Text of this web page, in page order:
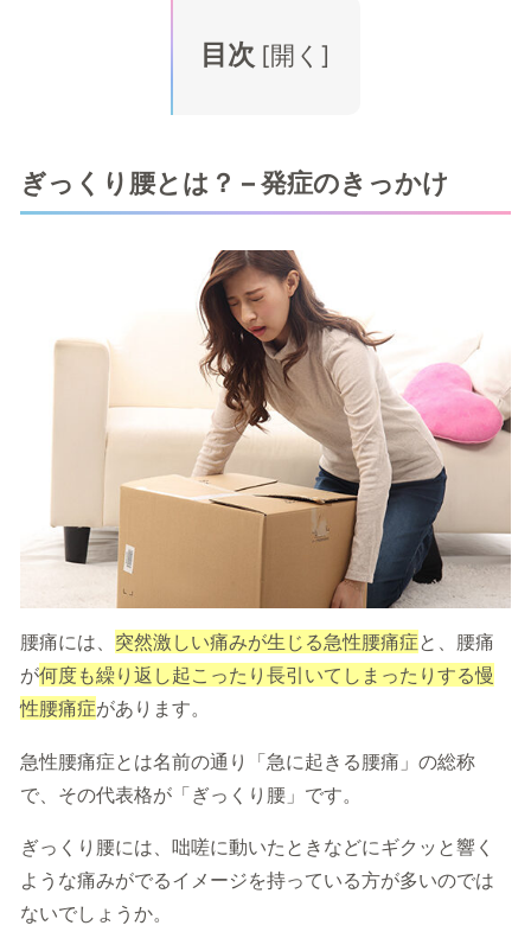
目次 [開く ]
ぎっくり腰とは？ – 発症のきっかけ
腰痛には、 突然激しい痛みが生じる急性腰痛症と、腰痛
が何度も繰り返し起こったり長引いてしまったりする慢
性腰痛症があります。
急性腰痛症とは名前の通り「急に起きる腰痛」の総称
で、その代表格が「ぎっくり腰」です。
ぎっくり腰には、咄嗟に動いたときなどにギクッと響く
ような痛みがでるイメージを持っている方が多いのでは
ないでしょうか。